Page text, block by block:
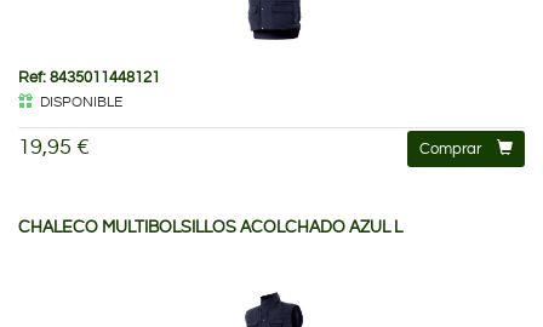
Ref: 8435011448121
DISPONIBLE
19,95 € Comprar
CHALECO MULTIBOLSILLOS ACOLCHADO AZUL L